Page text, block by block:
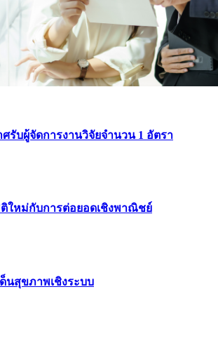
ศรับผู้จัดการงานวิจัยจำนวน 1 อัตรา
ใหม่กับการต่อยอดเชิงพาณิชย์
นสุขภาพเชิงระบบ